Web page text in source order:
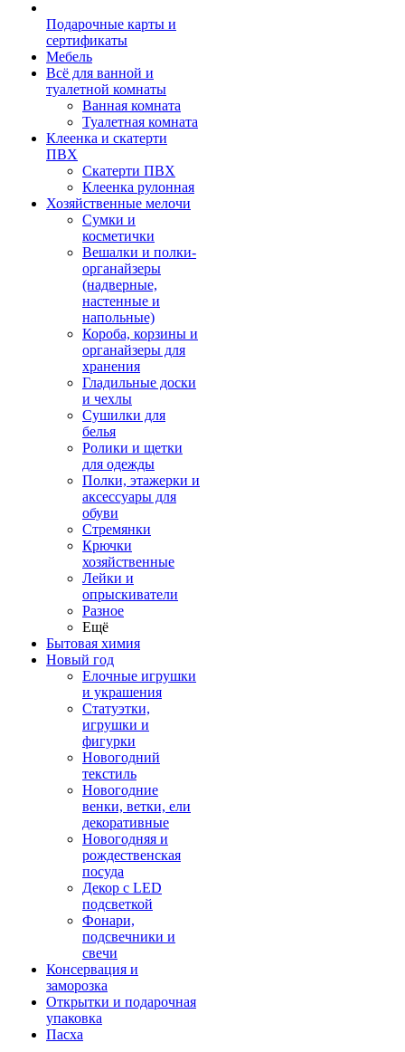
Подарочные карты и
сертификаты
Мебель
Всё для ванной и
туалетной комнаты
Ванная комната
Туалетная комната
Клеенка и скатерти
ПВХ
Скатерти ПВХ
Клеенка рулонная
Хозяйственные мелочи
Сумки и
косметички
Вешалки и полки-
органайзеры
(надверные,
настенные и
напольные)
Короба, корзины и
органайзеры для
хранения
Гладильные доски
и чехлы
Сушилки для
белья
Ролики и щетки
для одежды
Полки, этажерки и
аксессуары для
обуви
Стремянки
Крючки
хозяйственные
Лейки и
опрыскиватели
Разное
Ещё
Бытовая химия
Новый год
Елочные игрушки
и украшения
Статуэтки,
игрушки и
фигурки
Новогодний
текстиль
Новогодние
венки, ветки, ели
декоративные
Новогодняя и
рождественская
посуда
Декор с LED
подсветкой
Фонари,
подсвечники и
свечи
Консервация и
заморозка
Открытки и подарочная
упаковка
Пасха